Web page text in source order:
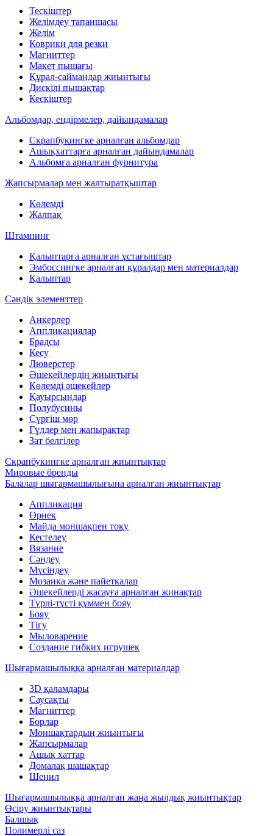
Тескіштер
Желімдеу тапаншасы
Желім
Коврики для резки
Магниттер
Макет пышағы
Құрал-саймандар жиынтығы
Дискілі пышақтар
Кескіштер
Альбомдар, ендірмелер, дайындамалар
Скрапбукингке арналған альбомдар
Ашықхаттарға арналған дайындамалар
Альбомға арналған фурнитура
Жапсырмалар мен жалтыратқыштар
Көлемді
Жалпақ
Штампинг
Қалыптарға арналған ұстағыштар
Эмбоссингке арналған құралдар мен материалдар
Қалыптар
Сәндік элементтер
Анкерлер
Аппликациялар
Брадсы
Кесу
Люверстер
Әшекейлердің жиынтығы
Көлемді әшекейлер
Қауырсындар
Полубусины
Сүргіш мөр
Гүлдер мен жапырақтар
Зат белгілер
Скрапбукингке арналған жиынтықтар
Мировые бренды
Балалар шығармашылығына арналған жиынтықтар
Аппликация
Өрнек
Майда моншақпен тоқу
Кестелеу
Вязание
Сәндеу
Мүсіндеу
Мозаика және пайеткалар
Әшекейлерді жасауға арналған жинақтар
Түрлі-түсті құммен бояу
Бояу
Тігу
Мыловарение
Создание гибких игрушек
Шығармашылыққа арналған материалдар
3D қаламдары
Саусақты
Магниттер
Борлар
Моншақтардың жиынтығы
Жапсырмалар
Ашық хаттар
Домалақ шашақтар
Шенил
Шығармашылыққа арналған жаңа жылдық жиынтықтар
Өсіру жиынтықтары
Балшық
Полимерлі саз